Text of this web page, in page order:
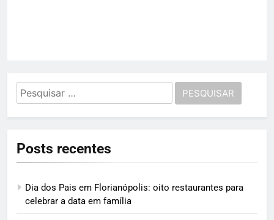
Pesquisar
por:
Posts recentes
Dia dos Pais em Florianópolis: oito restaurantes para
celebrar a data em família